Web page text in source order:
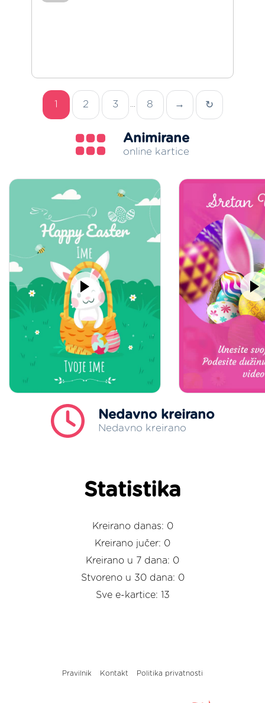
1 2 3 8 → ↻
Animirane
online kartice
Nedavno kreirano
Nedavno kreirano
Statistika
Kreirano danas: 0
Kreirano jučer: 0
Kreirano u 7 dana: 0
Stvoreno u 30 dana: 0
Sve e-kartice: 13
Pravilnik Kontakt Politika privatnosti